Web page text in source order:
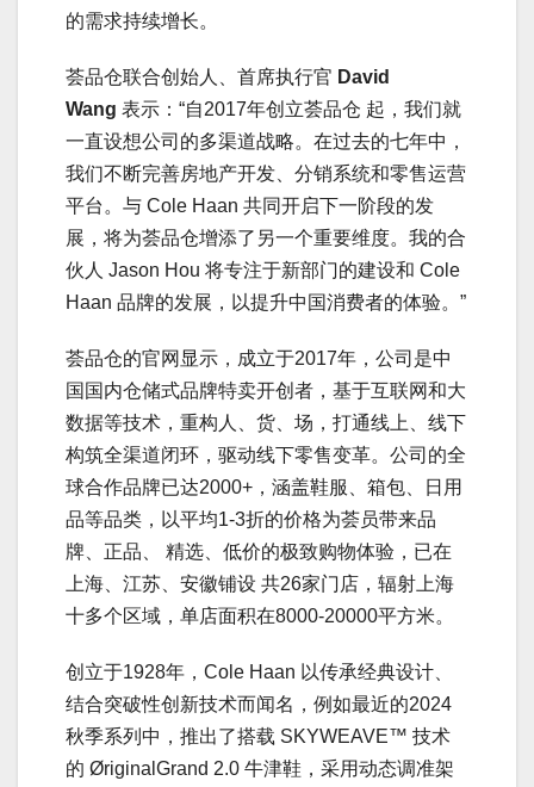
的需求持续增长。
荟品仓联合创始人、首席执行官 David
Wang 表示：“自2017年创立荟品仓 起，我们就
一直设想公司的多渠道战略。在过去的七年中，
我们不断完善房地产开发、分销系统和零售运营
平台。与 Cole Haan 共同开启下一阶段的发
展，将为荟品仓增添了另一个重要维度。我的合
伙人 Jason Hou 将专注于新部门的建设和 Cole
Haan 品牌的发展，以提升中国消费者的体验。”
荟品仓的官网显示，成立于2017年，公司是中
国国内仓储式品牌特卖开创者，基于互联网和大
数据等技术，重构人、货、场，打通线上、线下
构筑全渠道闭环，驱动线下零售变革。公司的全
球合作品牌已达2000+，涵盖鞋服、箱包、日用
品等品类，以平均1-3折的价格为荟员带来品
牌、正品、 精选、低价的极致购物体验，已在
上海、江苏、安徽铺设 共26家门店，辐射上海
十多个区域，单店面积在8000-20000平方米。
创立于1928年，Cole Haan 以传承经典设计、
结合突破性创新技术而闻名，例如最近的2024
秋季系列中，推出了搭载 SKYWEAVE™ 技术
的 ØriginalGrand 2.0 牛津鞋，采用动态调准架